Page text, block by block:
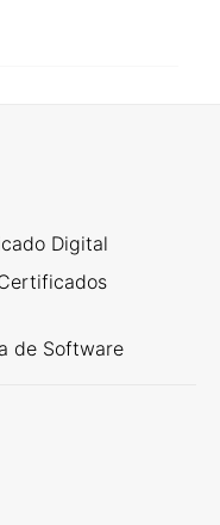
Digital
de Software